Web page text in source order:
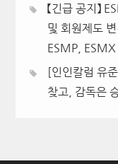
【긴급 공지】
및 회원제도
ESMP, ESMX
[인인칼럼 유
찾고, 감독은